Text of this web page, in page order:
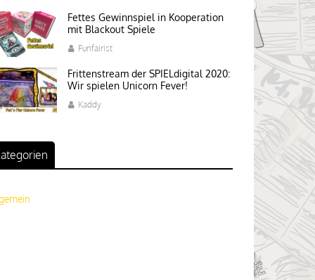
Fettes Gewinnspiel in Kooperation
mit Blackout Spiele
Funfairist
Frittenstream der SPIELdigital 2020:
Wir spielen Unicorn Fever!
Kaddy